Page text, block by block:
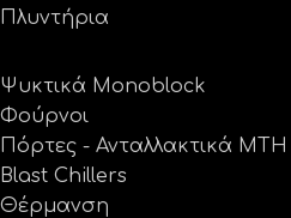
Πλυντήρια
Ψυκτικά Monoblock
Φούρνοι
Πόρτες - Ανταλλακτικά MTH
Blast Chillers
Θέρμανση